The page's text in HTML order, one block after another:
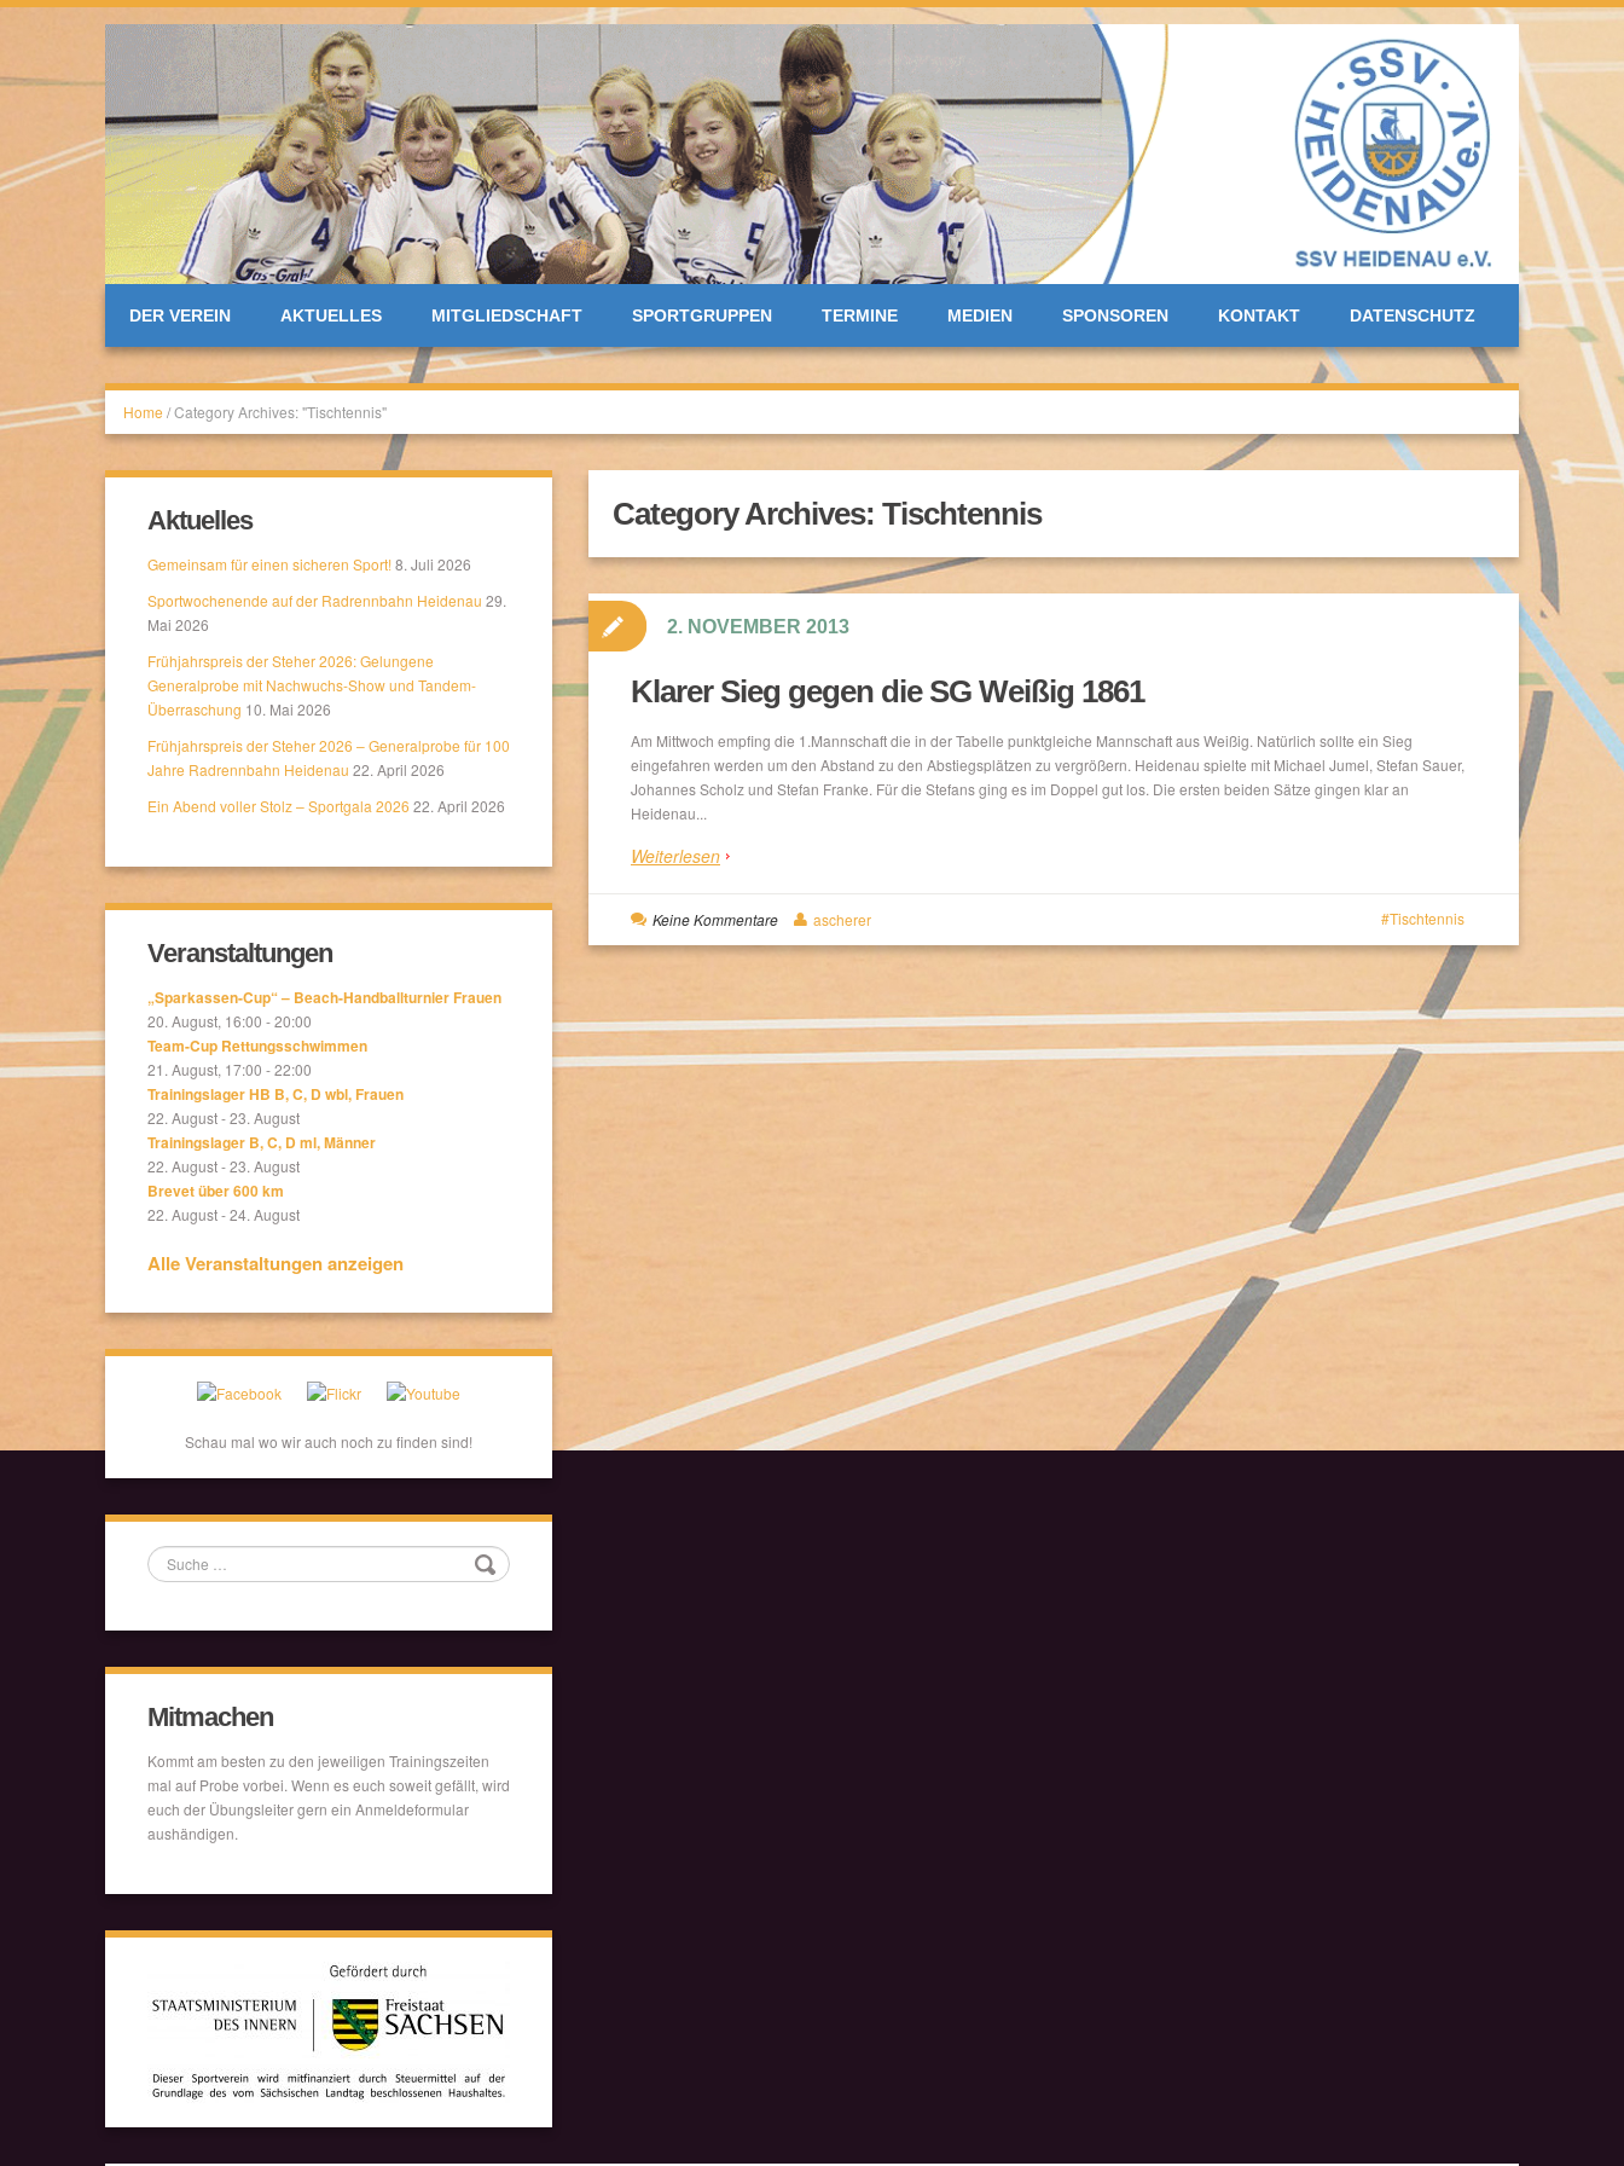
DER VEREIN AKTUELLES MITGLIEDSCHAFT SPORTGRUPPEN TERMINE MEDIEN SPONSOREN KONTAKT DATENSCHUTZ
Home /Category Archives: "Tischtennis"
Category Archives: Tischtennis
Klarer Sieg gegen die SG Weißig 1861
Am Mittwoch empfing die 1.Mannschaft die in der Tabelle punktgleiche Mannschaft aus Weißig. Natürlich sollte ein Sieg
eingefahren werden um den Abstand zu den Abstiegsplätzen zu vergrößern. Heidenau spielte mit Michael Jumel, Stefan Sauer,
Johannes Scholz und Stefan Franke. Für die Stefans ging es im Doppel gut los. Die ersten beiden Sätze gingen klar an
Heidenau...
Weiterlesen
2. NOVEMBER 2013
Tischtennis
Keine Kommentare ascherer
Aktuelles
Gemeinsam für einen sicheren Sport!8. Juli 2026
Sportwochenende auf der Radrennbahn Heidenau 29.
Mai 2026
Frühjahrspreis der Steher 2026: Gelungene
Generalprobe mit Nachwuchs-Show und Tandem-
Überraschung 10. Mai 2026
Frühjahrspreis der Steher 2026 – Generalprobe für 100
Jahre Radrennbahn Heidenau 22. April 2026
Ein Abend voller Stolz – Sportgala 2026 22. April 2026
Veranstaltungen
„Sparkassen-Cup“ – Beach-Handballturnier Frauen
20. August, 16:00 -20:00
Team-Cup Rettungsschwimmen
21. August, 17:00 -22:00
Trainingslager HB B, C, D wbl, Frauen
22. August-23. August
Trainingslager B, C, D ml, Männer
22. August-23. August
Brevet über 600 km
22. August-24. August
Alle Veranstaltungen anzeigen
Schau mal wo wir auch noch zu finden sind!
Suche
Mitmachen
Kommt am besten zu den jeweiligen Trainingszeiten
mal auf Probe vorbei. Wenn es euch soweit gefällt, wird
euch der Übungsleiter gern ein Anmeldeformular
aushändigen.